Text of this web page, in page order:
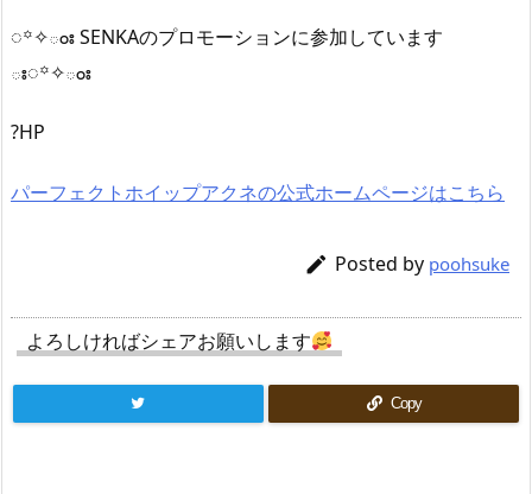
◌꙳✧ంః SENKAのプロモーションに参加しています
ః◌꙳✧ంః
?HP
パーフェクトホイップアクネの公式ホームページはこちら
 Posted by poohsuke
よろしければシェアお願いします
Copy